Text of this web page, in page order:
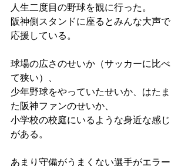
人生二度目の野球を観に行った。
阪神側スタンドに座るとみんな大声で
応援している。
球場の広さのせいか（サッカーに比べ
て狭い）、
少年野球をやっていたせいか、はたま
た阪神ファンのせいか、
小学校の校庭にいるような身近な感じ
がある。
あまり守備がうまくない選手がエラー